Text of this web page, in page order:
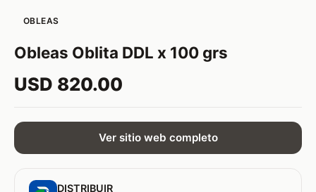
OBLEAS
Obleas Oblita DDL x 100 grs
USD 820.00
Ver sitio web completo
DISTRIBUIR